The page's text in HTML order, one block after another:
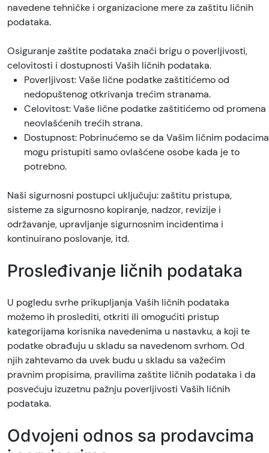
navedene tehničke i organizacione mere za zaštitu ličnih
podataka.
Osiguranje zaštite podataka znači brigu o poverljivosti,
celovitosti i dostupnosti Vaših ličnih podataka.
Poverljivost: Vaše lične podatke zaštitićemo od
nedopuštenog otkrivanja trećim stranama.
Celovitost: Vaše lične podatke zaštitićemo od promena
neovlašćenih trećih strana.
Dostupnost: Pobrinućemo se da Vašim ličnim podacima
mogu pristupiti samo ovlašćene osobe kada je to
potrebno.
Naši sigurnosni postupci uključuju: zaštitu pristupa,
sisteme za sigurnosno kopiranje, nadzor, revizije i
održavanje, upravljanje sigurnosnim incidentima i
kontinuirano poslovanje, itd.
Prosleđivanje ličnih podataka
U pogledu svrhe prikupljanja Vaših ličnih podataka
možemo ih proslediti, otkriti ili omogućiti pristup
kategorijama korisnika navedenima u nastavku, a koji te
podatke obrađuju u skladu sa navedenom svrhom. Od
njih zahtevamo da uvek budu u skladu sa važećim
pravnim propisima, pravilima zaštite ličnih podataka i da
posvećuju izuzetnu pažnju poverljivosti Vaših ličnih
podataka.
Odvojeni odnos sa prodavcima